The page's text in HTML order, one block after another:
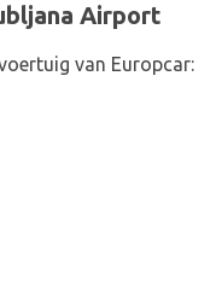
Airport
van Europcar: